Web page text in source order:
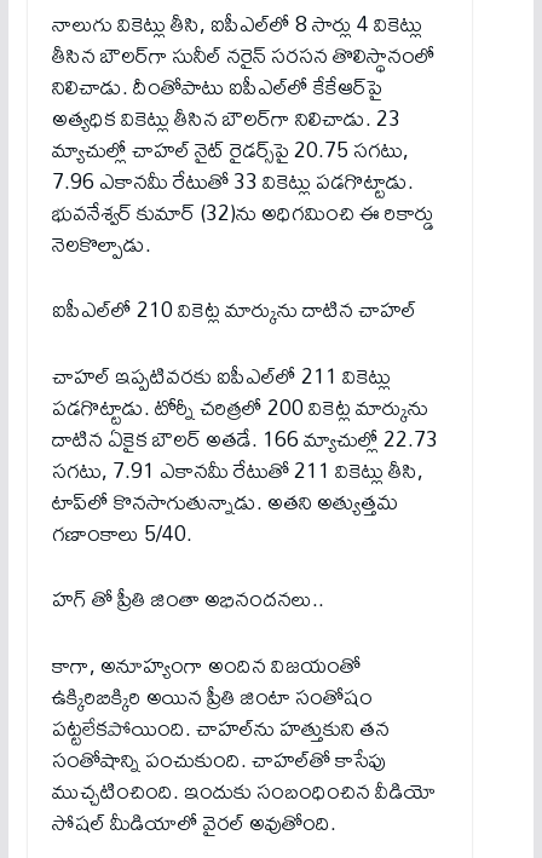
నాలుగు వికెట్లు తీసి, ఐపీఎల్‌లో 8 సార్లు 4 వికెట్లు
తీసిన బౌల‌ర్‌గా సునీల్ న‌రైన్ స‌ర‌స‌న తొలిస్థానంలో
నిలిచాడు. దీంతోపాటు ఐపీఎల్‌లో కేకేఆర్‌పై
అత్యధిక వికెట్లు తీసిన బౌలర్‌గా నిలిచాడు. 23
మ్యాచుల్లో చాహల్ నైట్ రైడర్స్‌పై 20.75 సగటు,
7.96 ఎకానమీ రేటుతో 33 వికెట్లు పడగొట్టాడు.
భువనేశ్వర్ కుమార్ (32)ను అధిగమించి ఈ రికార్డు
నెల‌కొల్పాడు.
ఐపీఎల్‌లో 210 వికెట్ల మార్కును దాటిన చాహల్
చాహల్ ఇప్ప‌టివ‌ర‌కు ఐపీఎల్‌లో 211 వికెట్లు
పడగొట్టాడు. టోర్నీ చ‌రిత్ర‌లో 200 వికెట్ల మార్కును
దాటిన ఏకైక బౌలర్ అతడే. 166 మ్యాచుల్లో 22.73
స‌గ‌టు, 7.91 ఎకానమీ రేటుతో 211 వికెట్లు తీసి,
టాప్‌లో కొన‌సాగుతున్నాడు. అతని అత్యుత్తమ
గణాంకాలు 5/40.
హ‌గ్ తో ప్రీతి జింతా అభినంద‌న‌లు..
కాగా, అనూహ్యంగా అందిన విజయంతో
ఉక్కిరిబిక్కిరి అయిన ప్రీతి జింటా సంతోషం
పట్టలేకపోయింది. చాహల్‌‌ను హత్తుకుని తన
సంతోషాన్ని పంచుకుంది. చాహల్‌తో కాసేపు
ముచ్చటించింది. ఇందుకు సంబంధించిన వీడియో
సోషల్ మీడియాలో వైరల్ అవుతోంది.